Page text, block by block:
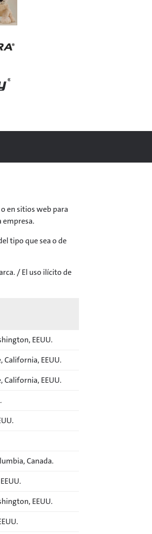
en sitios web para
tipo que sea o de
/ El uso ilícito de
EEUU.
California, EEUU.
California, EEUU.
Canada.
EEUU.